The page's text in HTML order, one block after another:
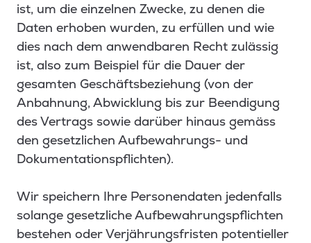
ist, um die einzelnen Zwecke, zu denen die
Daten erhoben wurden, zu erfüllen und wie
dies nach dem anwendbaren Recht zulässig
ist, also zum Beispiel für die Dauer der
gesamten Geschäftsbeziehung (von der
Anbahnung, Abwicklung bis zur Beendigung
des Vertrags sowie darüber hinaus gemäss
den gesetzlichen Aufbewahrungs- und
Dokumentationspflichten).
Wir speichern Ihre Personendaten jedenfalls
solange gesetzliche Aufbewahrungspflichten
bestehen oder Verjährungsfristen potentieller